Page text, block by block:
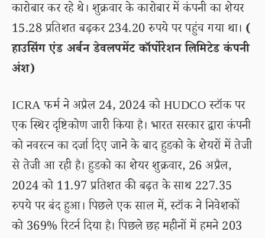
कारोबार कर रहे थे। शुक्रवार के कारोबार में कंपनी का शेयर
15.28 प्रतिशत बढ़कर 234.20 रुपये पर पहुंच गया था। (
हाउसिंग एंड अर्बन डेवलपमेंट कॉर्पोरेशन लिमिटेड कंपनी
अंश)
ICRA फर्म ने अप्रैल 24, 2024 को HUDCO स्टॉक पर
एक स्थिर दृष्टिकोण जारी किया है। भारत सरकार द्वारा कंपनी
को नवरत्न का दर्जा दिए जाने के बाद हुडको के शेयरों में तेजी
से तेजी आ रही है। हुडको का शेयर शुक्रवार, 26 अप्रैल,
2024 को 11.97 प्रतिशत की बढ़त के साथ 227.35
रुपये पर बंद हुआ। पिछले एक साल में, स्टॉक ने निवेशकों
को 369% रिटर्न दिया है। पिछले छह महीनों में हमने 203